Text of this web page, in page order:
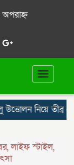
Toggle
নিয়ে তীব্র
,লাইফ স্টাইল,